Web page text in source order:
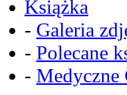
Książka
- Galeria
- Polecane
- Medyczne